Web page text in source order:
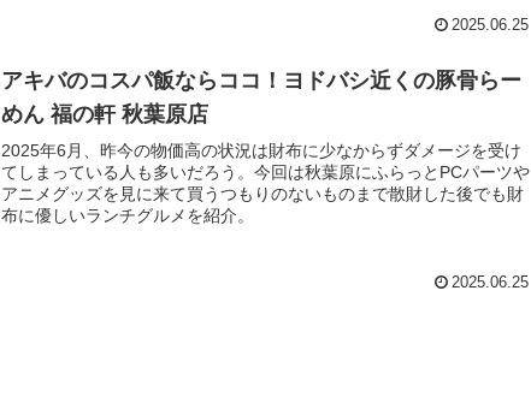
2025.06.25
アキバのコスパ飯ならココ！ヨドバシ近くの豚骨らー
めん 福の軒 秋葉原店
2025年6月、昨今の物価高の状況は財布に少なからずダメージを受け
てしまっている人も多いだろう。今回は秋葉原にふらっとPCパーツや
アニメグッズを見に来て買うつもりのないものまで散財した後でも財
布に優しいランチグルメを紹介。
2025.06.25